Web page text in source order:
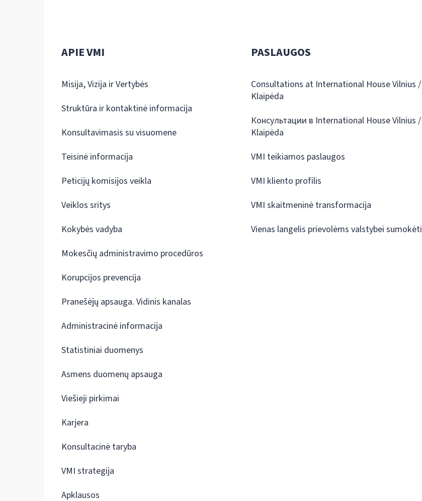
APIE VMI
Misija, Vizija ir Vertybės
Struktūra ir kontaktinė informacija
Konsultavimasis su visuomene
Teisinė informacija
Peticijų komisijos veikla
Veiklos sritys
Kokybės vadyba
Mokesčių administravimo procedūros
Korupcijos prevencija
Pranešėjų apsauga. Vidinis kanalas
Administracinė informacija
Statistiniai duomenys
Asmens duomenų apsauga
Viešieji pirkimai
Karjera
Konsultacinė taryba
VMI strategija
Apklausos
PASLAUGOS
Consultations at International House Vilnius /
Klaipėda
Консультации в International House Vilnius /
Klaipėda
VMI teikiamos paslaugos
VMI kliento profilis
VMI skaitmeninė transformacija
Vienas langelis prievolėms valstybei sumokėti